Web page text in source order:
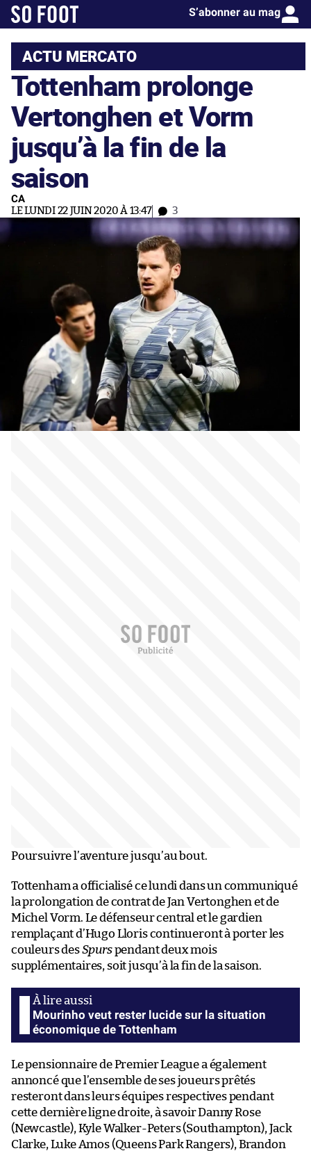
S’abonner au mag
ACTU MERCATO
Tottenham prolonge
Vertonghen et Vorm
jusqu’à la fin de la
saison
CA
LE LUNDI 22 JUIN 2020 À 13:47 3
Poursuivre l’aventure jusqu’au bout.
Tottenham a officialisé ce lundi dans un communiqué
la prolongation de contrat de Jan Vertonghen et de
Michel Vorm. Le défenseur central et le gardien
remplaçant d’Hugo Lloris continueront à porter les
couleurs desSpurspendant deux mois
supplémentaires, soit jusqu’à la fin de la saison.
Mourinho veut rester lucide sur la situation
économique de Tottenham
Le pensionnaire de Premier League a également
annoncé que l’ensemble de ses joueurs prêtés
resteront dans leurs équipes respectives pendant
cette dernière ligne droite, à savoir Danny Rose
(Newcastle), Kyle Walker-Peters (Southampton), Jack
Clarke, Luke Amos (Queens Park Rangers), Brandon